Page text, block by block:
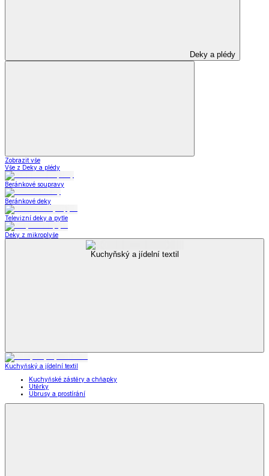
Deky a plédy
Zobrazit vše
Vše z Deky a plédy
Beránkové soupravy
Beránkové deky
Televizní deky a pytle
Deky z mikroplyše
Kuchyňský a jídelní textil
Kuchyňský a jídelní textil
Kuchyňské zástěry a chňapky
Utěrky
Ubrusy a prostírání